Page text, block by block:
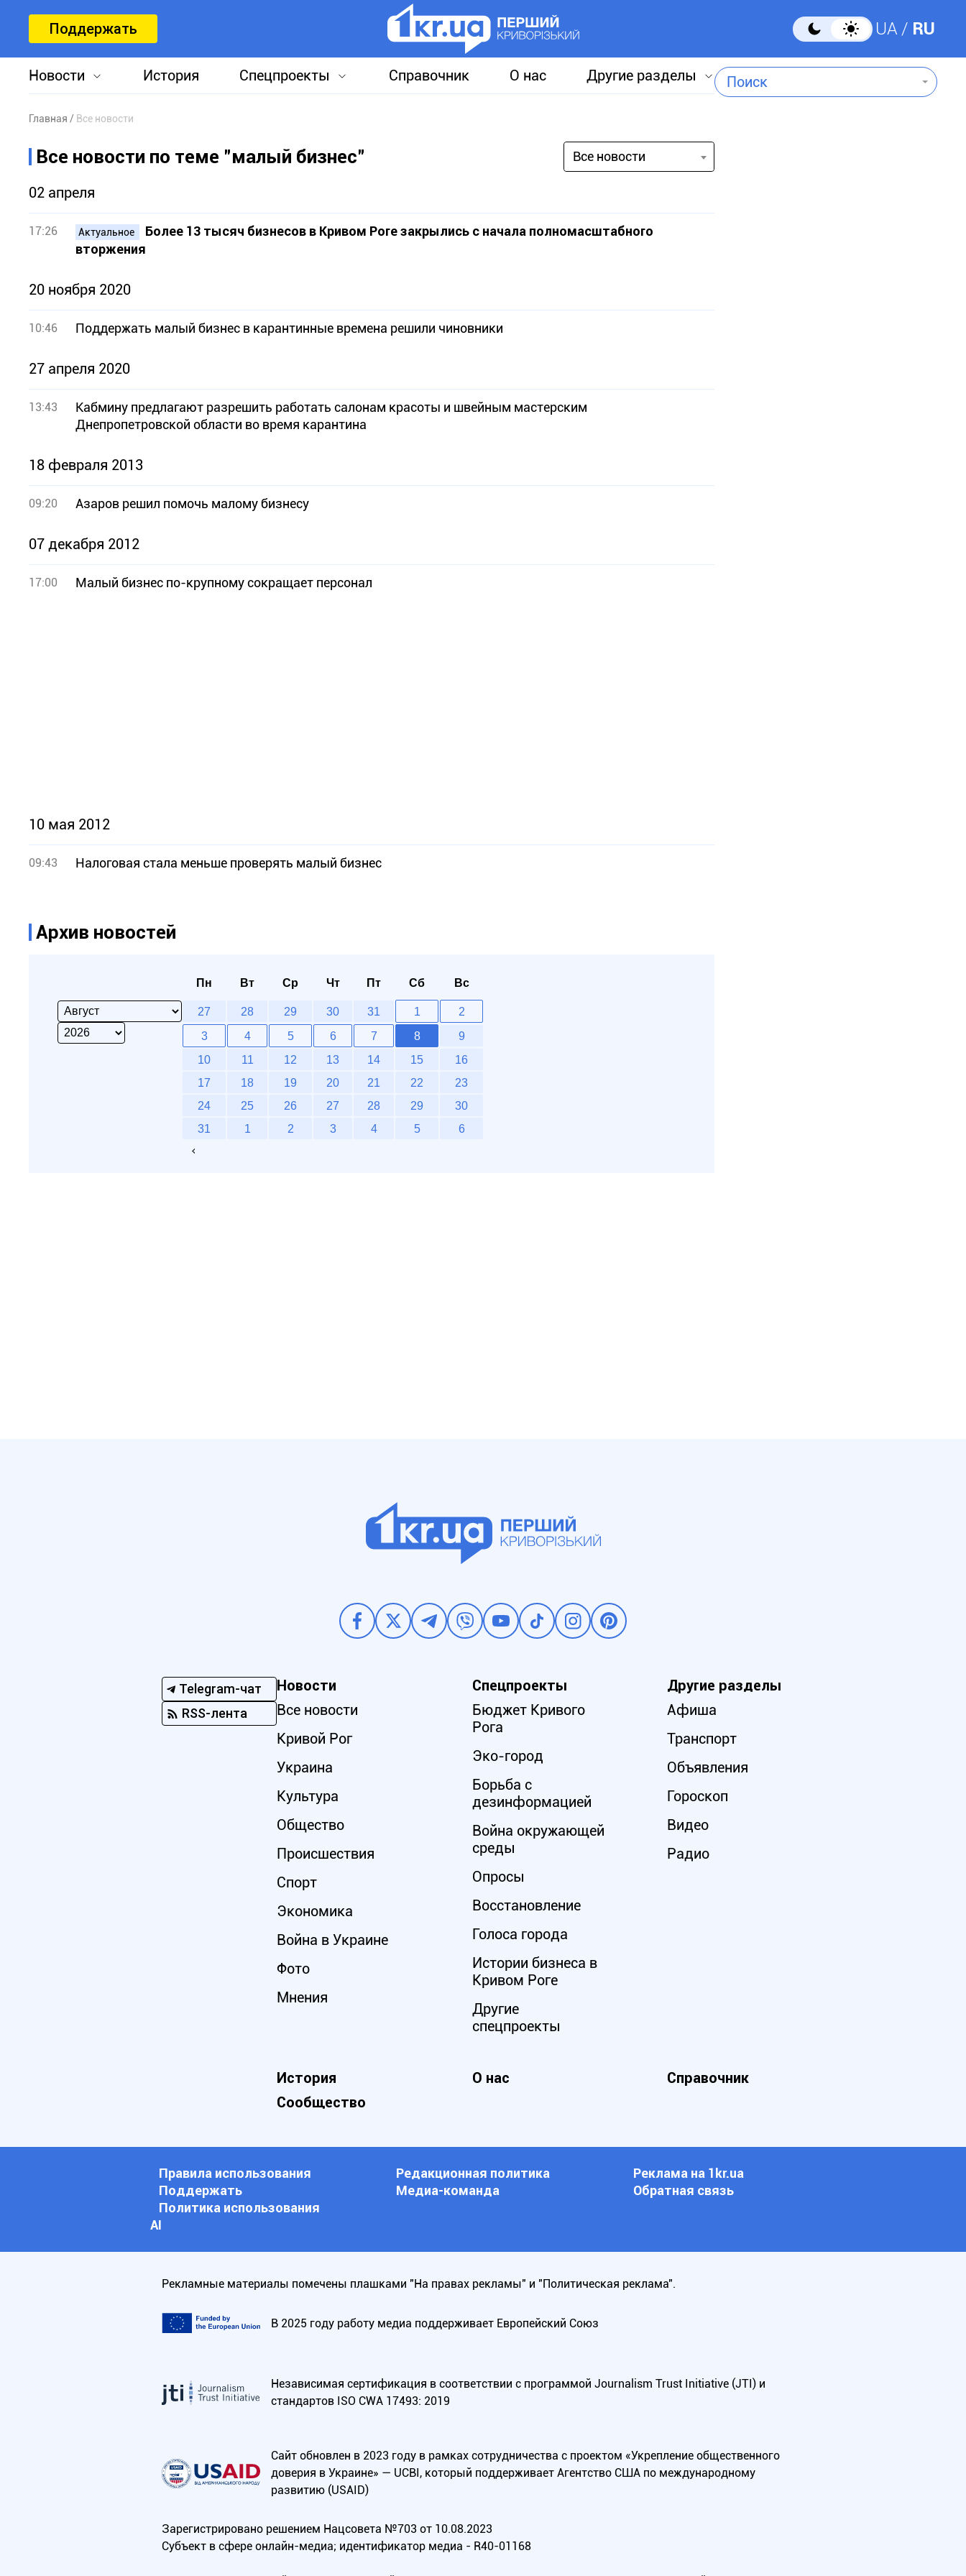
Поддержать UA RU
Новости История Спецпроекты Справочник О нас Другие разделы Поиск
Главная Все новости
Все новости по теме "малый бизнес" Все новости
02 апреля
17:26 Актуальное
Более 13 тысяч бизнесов в Кривом Роге закрылись с начала полномасштабного
вторжения
20 ноября 2020
10:46 Поддержать малый бизнес в карантинные времена решили чиновники
27 апреля 2020
13:43
Кабмину предлагают разрешить работать салонам красоты и швейным мастерским
Днепропетровской области во время карантина
18 февраля 2013
09:20 Азаров решил помочь малому бизнесу
07 декабря 2012
17:00 Малый бизнес по-крупному сокращает персонал
10 мая 2012
09:43 Налоговая стала меньше проверять малый бизнес
Архив новостей
Пн Вт Ср Чт Пт Сб Вс
27 28 29 30 31 1
2
3
4 5 6 7 8
9
10
11 12 13 14 15
16
17
18 19 20 21 22
23
24
25 26 27 28 29
30
31
1 2 3 4 5 6
Telegram-чат
RSS-лента
Новости
Все новости
Кривой Рог
Украина
Культура
Общество
Происшествия
Спорт
Экономика
Война в Украине
Фото
Мнения
Спецпроекты
Бюджет Кривого
Рога
Эко-город
Борьба с
дезинформацией
Война окружающей
среды
Опросы
Восстановление
Голоса города
Истории бизнеса в
Кривом Роге
Другие
спецпроекты
Другие разделы
Афиша
Транспорт
Объявления
Гороскоп
Видео
Радио
История О нас
Справочник
Сообщество
Правила использования Редакционная политика
Реклама на 1kr.ua
Поддержать
Медиа-команда
Обратная связь
Политика использования
АI
Рекламные материалы помечены плашками "На правах рекламы" и "Политическая реклама".
В 2025 году работу медиа поддерживает Европейский Союз
Независимая сертификация в соответствии с программой Journalism Trust Initiative (JTI) и
стандартов ISO CWA 17493: 2019
Сайт обновлен в 2023 году в рамках сотрудничества с проектом «Укрепление общественного
доверия в Украине» — UCBI, который поддерживает Агентство США по международному
развитию (USAID)
Зарегистрировано решением Нацсовета №703 от 10.08.2023
Субъект в сфере онлайн-медиа; идентификатор медиа - R40-01168